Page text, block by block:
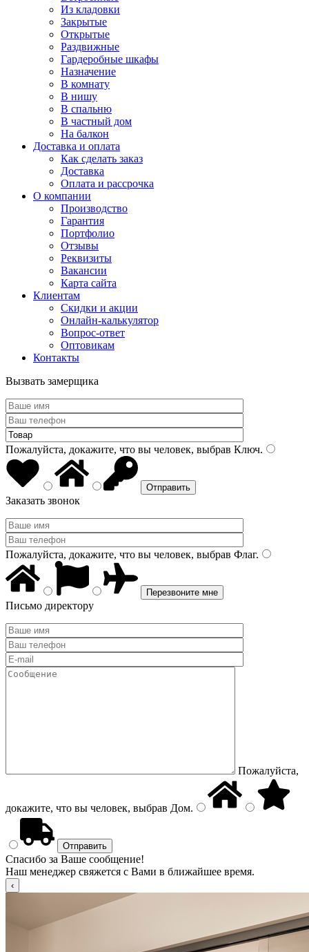
Из кладовки
Закрытые
Открытые
Раздвижные
Гардеробные шкафы
Назначение
В комнату
В нишу
В спальню
В частный дом
На балкон
Доставка и оплата
Как сделать заказ
Доставка
Оплата и рассрочка
О компании
Производство
Гарантия
Портфолио
Отзывы
Реквизиты
Вакансии
Карта сайта
Клиентам
Скидки и акции
Онлайн-калькулятор
Вопрос-ответ
Оптовикам
Контакты
Вызвать замерщика
Пожалуйста, докажите, что вы человек, выбрав Ключ.
Заказать звонок
Пожалуйста, докажите, что вы человек, выбрав Флаг.
Письмо директору
Пожалуйста,
докажите, что вы человек, выбрав Дом.
Спасибо за Ваше сообщение!
Наш менеджер свяжется с Вами в ближайшее время.